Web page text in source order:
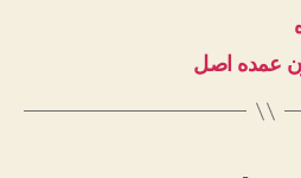
عمده اصل